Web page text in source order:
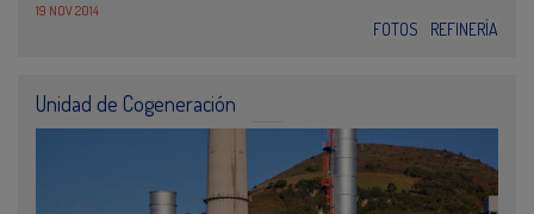
19 NOV 2014
FOTOS REFINERÍA
Unidad de Cogeneración